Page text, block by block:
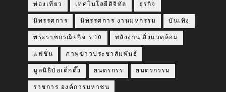
ท่องเที่ยว เทคโนโลยีดิจิทัล ธุรกิจ
นิทรรศการ นิทรรศการ งานมหกรรม บันเทิง
พระราชกรณียกิจ ร.10 พลังงาน สิ่งแวดล้อม
แฟชั่น ภาพข่าวประชาสัมพันธ์
มูลนิธิป่อเต็กตึ๊ง ยนตรกรร ยนตรกรรม
ราชการ องค์การมหาชน